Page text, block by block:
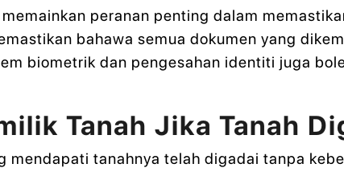
peranan penting dalam
bahawa semua dokumen yang
biometrik dan pengesahan identiti juga
Tanah Jika Tanah
mendapati tanahnya telah digadai tanpa